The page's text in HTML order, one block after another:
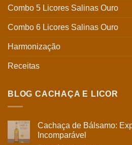
Combo 5 Licores Salinas Ouro
Combo 6 Licores Salinas Ouro
Harmonização
Receitas
BLOG CACHAÇA E LICOR
Cachaça de Bálsamo:
Incomparável